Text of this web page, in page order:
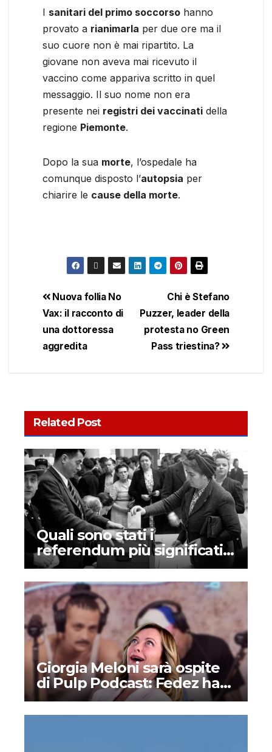
I sanitari del primo soccorso hanno
provato a rianimarla per due ore ma il
suo cuore non è mai ripartito. La
giovane non aveva mai ricevuto il
vaccino come appariva scritto in quel
messaggio. Il suo nome non era
presente nei registri dei vaccinati della
regione Piemonte.
Dopo la sua morte, l’ospedale ha
comunque disposto l’autopsia per
chiarire le cause della morte.
Chi è Stefano
Puzzer, leader della
protesta no Green
Pass triestina?
Nuova follia No
Vax: il racconto di
una dottoressa
aggredita
Related Post
Quali sono stati i
referendum più significativi
nella storia dell’Italia?
Giorgia Meloni sarà ospite
di Pulp Podcast: Fedez ha
deciso di supportare la
destra?